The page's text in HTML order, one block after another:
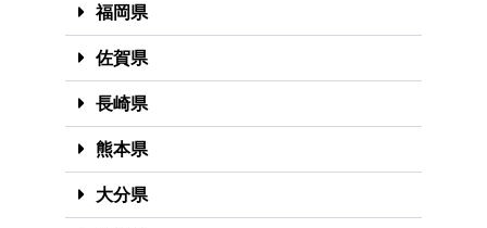
福岡県
佐賀県
長崎県
熊本県
大分県